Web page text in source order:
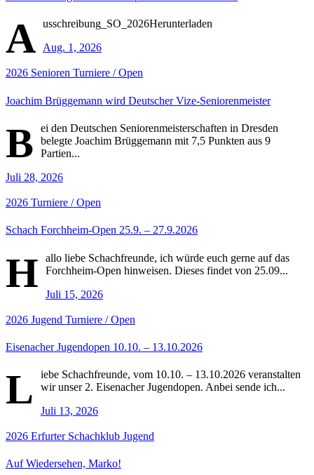
A usschreibung_SO_2026Herunterladen
Aug. 1, 2026
2026 Senioren Turniere / Open
Joachim Brüggemann wird Deutscher Vize-Seniorenmeister
B
ei den Deutschen Seniorenmeisterschaften in Dresden
belegte Joachim Brüggemann mit 7,5 Punkten aus 9
Partien...
Juli 28, 2026
2026 Turniere / Open
Schach Forchheim-Open 25.9. – 27.9.2026
H
allo liebe Schachfreunde, ich würde euch gerne auf das
Forchheim-Open hinweisen. Dieses findet von 25.09...
Juli 15, 2026
2026 Jugend Turniere / Open
Eisenacher Jugendopen 10.10. – 13.10.2026
L
iebe Schachfreunde, vom 10.10. – 13.10.2026 veranstalten
wir unser 2. Eisenacher Jugendopen. Anbei sende ich...
Juli 13, 2026
2026 Erfurter Schachklub Jugend
Auf Wiedersehen, Marko!